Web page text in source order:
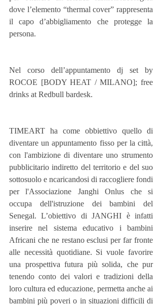
dove l’elemento “thermal cover” rappresenta
il capo d’abbigliamento che protegge la
persona.
Nel corso dell’appuntamento dj set by
ROCOE [BODY HEAT / MILANO]; free
drinks at Redbull bardesk.
TIMEART ha come obbiettivo quello di
diventare un appuntamento fisso per la città,
con l'ambizione di diventare uno strumento
pubblicitario indiretto del territorio e del suo
sottosuolo e ncaricandosi di raccogliere fondi
per l'Associazione Janghi Onlus che si
occupa dell'istruzione dei bambini del
Senegal. L’obiettivo di JANGHI è infatti
inserire nel sistema educativo i bambini
Africani che ne restano esclusi per far fronte
alle necessità quotidiane. Si vuole favorire
una prospettiva futura più solida, che pur
tenendo conto dei valori e tradizioni della
loro cultura ed educazione, permetta anche ai
bambini più poveri o in situazioni difficili di